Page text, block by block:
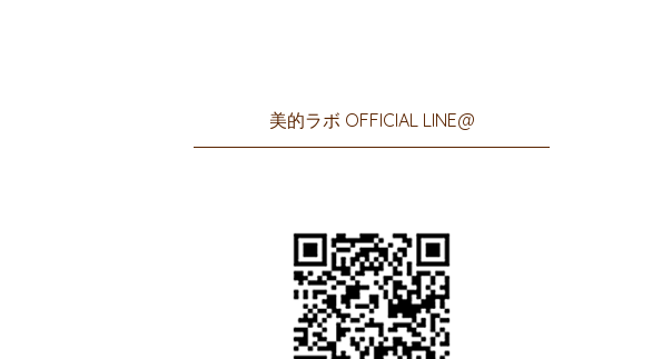
美的ラボ OFFICIAL LINE@